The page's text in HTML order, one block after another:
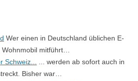
Wer einen in Deutschland üblichen E-
Wohnmobil mitführt…
Schweiz... ... werden ab sofort auch in
Bisher war…